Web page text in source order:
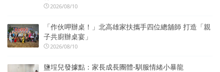
2026/08/10
「作伙呷辦桌！」北高雄家扶攜手四位總舖師 打造「親
子共廚辦桌宴」
2026/08/10
鹽埕兒發據點：家長成長團體-馴服情緒小暴龍